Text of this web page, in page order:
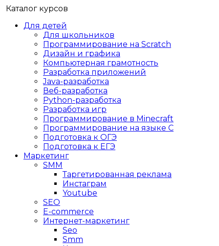
Каталог курсов
Для детей
Для школьников
Программирование на Scratch
Дизайн и графика
Компьютерная грамотность
Разработка приложений
Java-разработка
Веб-разработка
Python-разработка
Разработка игр
Программирование в Minecraft
Программирование на языке C
Подготовка к ОГЭ
Подготовка к ЕГЭ
Маркетинг
SMM
Таргетированная реклама
Инстаграм
Youtube
SEO
E-сommerce
Интернет-маркетинг
Seo
Smm